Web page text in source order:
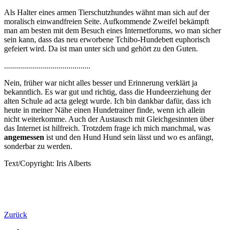
Als Halter eines armen Tierschutzhundes wähnt man sich auf der
moralisch einwandfreien Seite. Aufkommende Zweifel bekämpft
man am besten mit dem Besuch eines Internetforums, wo man sicher
sein kann, dass das neu erworbene Tchibo-Hundebett euphorisch
gefeiert wird. Da ist man unter sich und gehört zu den Guten.
...........................................
Nein, früher war nicht alles besser und Erinnerung verklärt ja
bekanntlich. Es war gut und richtig, dass die Hundeerziehung der
alten Schule ad acta gelegt wurde. Ich bin dankbar dafür, dass ich
heute in meiner Nähe einen Hundetrainer finde, wenn ich allein
nicht weiterkomme. Auch der Austausch mit Gleichgesinnten über
das Internet ist hilfreich. Trotzdem frage ich mich manchmal, was
angemessen ist und den Hund Hund sein lässt und wo es anfängt,
sonderbar zu werden.
Text/Copyright: Iris Alberts
Zurück